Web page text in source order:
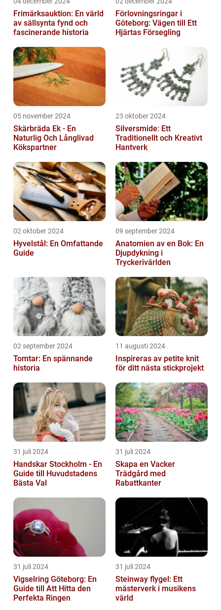
Frimärksauktion: En värld
av sällsynta fynd och
fascinerande historia
Förlovningsringar i
Göteborg: Vägen till Ett
Hjärtas Försegling
05 november 2024
Skärbräda Ek - En
Naturlig Och Långlivad
Kökspartner
23 oktober 2024
Silversmide: Ett
Traditionellt och Kreativt
Hantverk
02 oktober 2024
Hyvelstål: En Omfattande
Guide
09 september 2024
Anatomien av en Bok: En
Djupdykning i
Tryckerivärlden
02 september 2024
Tomtar: En spännande
historia
11 augusti 2024
Inspireras av petite knit
för ditt nästa stickprojekt
31 juli 2024
Handskar Stockholm - En
Guide till Huvudstadens
Bästa Val
31 juli 2024
Skapa en Vacker
Trädgård med
Rabattkanter
31 juli 2024
Vigselring Göteborg: En
Guide till Att Hitta den
Perfekta Ringen
31 juli 2024
Steinway flygel: Ett
mästerverk i musikens
värld